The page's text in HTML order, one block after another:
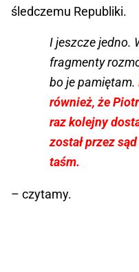
śledczemu Republiki.
I jeszcze jedno.
fragmenty
bo je pamiętam.
również, że
raz kolejny
został przez
taśm.
– czytamy.